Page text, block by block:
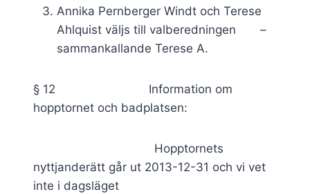
Annika Pernberger Windt och Terese
Ahlquist väljs till valberedningen –
sammankallande Terese A.
§ 12 Information om
hopptornet och badplatsen:
Hopptornets
nyttjanderätt går ut 2013-12-31 och vi vet
inte i dagsläget